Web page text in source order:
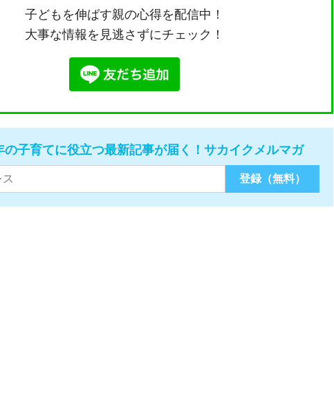
子どもを伸ばす親の心得を配信中！
大事な情報を見逃さずにチェック！
の子育てに役立つ最新記事が届く！サカイクメルマガ